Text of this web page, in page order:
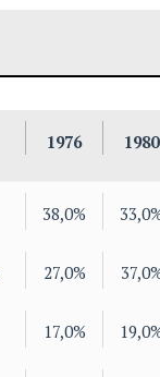
1976 1980
38,0%
27,0%
17,0%